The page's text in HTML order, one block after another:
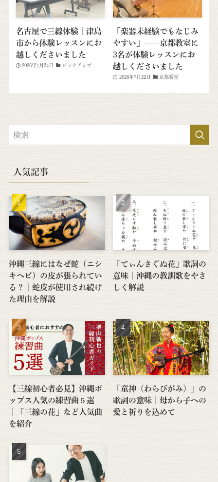
名古屋で三線体験｜津島
市から体験レッスンにお
越しくださいました
2026年7月24日 ピックアップ
「楽器未経験でもなじみ
やすい」──京都教室に
3名が体験レッスンにお
越しくださいました
2026年7月22日 京都教室
人気記事
沖縄三線にはなぜ蛇（ニシ
キヘビ）の皮が張られてい
る？│蛇皮が使用され続け
た理由を解説
「てぃんさぐぬ花」歌詞の
意味｜沖縄の教訓歌をやさ
しく解説
【三線初心者必見】沖縄ポ
ップス人気の練習曲５選
│「三線の花」など人気曲
を紹介
「童神（わらびがみ）」の
歌詞の意味｜母から子への
愛と祈りを込めて